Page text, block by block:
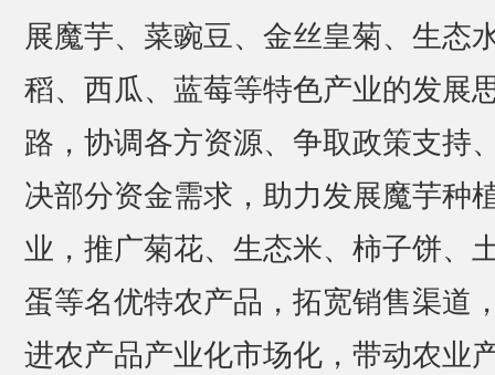
展魔芋、菜豌豆、金丝皇菊、生态
稻、西瓜、蓝莓等特色产业的发展
路，协调各方资源、争取政策支持
决部分资金需求，助力发展魔芋种
业，推广菊花、生态米、柿子饼、
蛋等名优特农产品，拓宽销售渠道
进农产品产业化市场化，带动农业